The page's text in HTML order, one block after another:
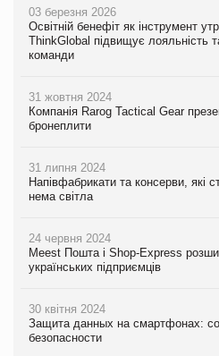
03 березня 2026
Освітній бенефіт як інструмент
ThinkGlobal підвищує лояльність
команди
31 жовтня 2024
Компанія Rarog Tactical Gear
бронеплити
31 липня 2024
Напівфабрикати та консерви, які
нема світла
24 червня 2024
Meest Пошта і Shop-Express
українських підприємців
30 квітня 2024
Защита данных на смартфонах:
безопасности